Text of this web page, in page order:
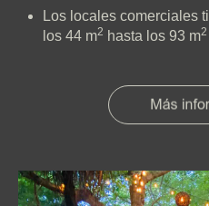
Los locales comerciales
los 44 m2 hasta los 93 m2